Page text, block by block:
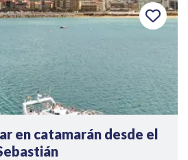
en catamarán desde el